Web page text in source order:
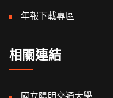
年報下載專區
相關連結